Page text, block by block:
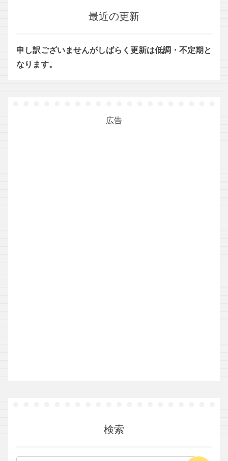
最近の更新
申し訳ございませんがしばらく更新は低調・不定期と
なります。
広告
検索